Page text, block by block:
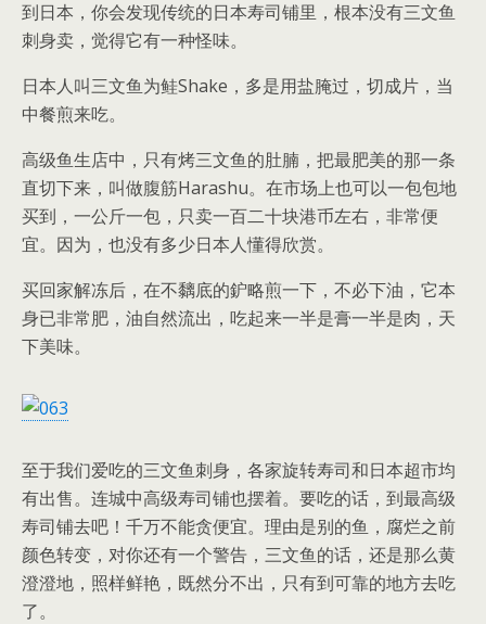
到日本，你会发现传统的日本寿司铺里，根本没有三文鱼
刺身卖，觉得它有一种怪味。
日本人叫三文鱼为鲑Shake，多是用盐腌过，切成片，当
中餐煎来吃。
高级鱼生店中，只有烤三文鱼的肚腩，把最肥美的那一条
直切下来，叫做腹筋Harashu。在市场上也可以一包包地
买到，一公斤一包，只卖一百二十块港币左右，非常便
宜。因为，也没有多少日本人懂得欣赏。
买回家解冻后，在不黐底的鈩略煎一下，不必下油，它本
身已非常肥，油自然流出，吃起来一半是膏一半是肉，天
下美味。
至于我们爱吃的三文鱼刺身，各家旋转寿司和日本超市均
有出售。连城中高级寿司铺也摆着。要吃的话，到最高级
寿司铺去吧！千万不能贪便宜。理由是别的鱼，腐烂之前
颜色转变，对你还有一个警告，三文鱼的话，还是那么黄
澄澄地，照样鲜艳，既然分不出，只有到可靠的地方去吃
了。